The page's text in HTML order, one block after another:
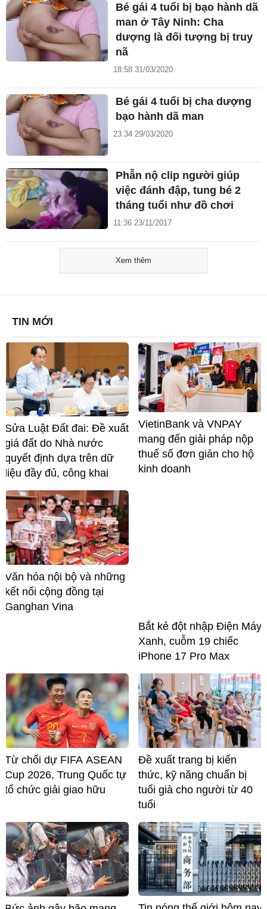
Bé gái 4 tuổi bị bạo hành dã
man ở Tây Ninh: Cha
dượng là đối tượng bị truy
nã
18:58 31/03/2020
Bé gái 4 tuổi bị cha dượng
bạo hành dã man
23:34 29/03/2020
Phẫn nộ clip người giúp
việc đánh đập, tung bé 2
tháng tuổi như đồ chơi
11:36 23/11/2017
Xem thêm
TIN MỚI
Sửa Luật Đất đai: Đề xuất
giá đất do Nhà nước
quyết định dựa trên dữ
liệu đầy đủ, công khai
VietinBank và VNPAY
mang đến giải pháp nộp
thuế số đơn giản cho hộ
kinh doanh
Văn hóa nội bộ và những
kết nối cộng đồng tại
Ganghan Vina
Bắt kẻ đột nhập Điện Máy
Xanh, cuỗm 19 chiếc
iPhone 17 Pro Max
Từ chối dự FIFA ASEAN
Cup 2026, Trung Quốc tự
tổ chức giải giao hữu
Đề xuất trang bị kiến
thức, kỹ năng chuẩn bị
tuổi già cho người từ 40
tuổi